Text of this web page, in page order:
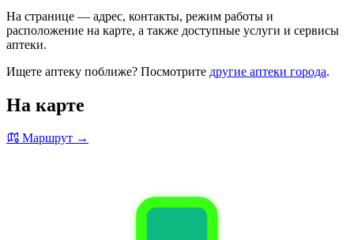
На странице — адрес, контакты, режим работы и
расположение на карте, а также доступные услуги и сервисы
аптеки.
Ищете аптеку поближе? Посмотрите другие аптеки города.
На карте
Маршрут →